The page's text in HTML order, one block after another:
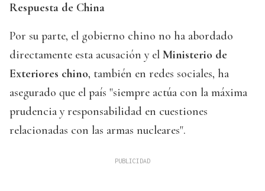
Respuesta de China
Por su parte, el gobierno chino no ha abordado
directamente esta acusación y el Ministerio de
Exteriores chino, también en redes sociales, ha
asegurado que el país "siempre actúa con la máxima
prudencia y responsabilidad en cuestiones
relacionadas con las armas nucleares".